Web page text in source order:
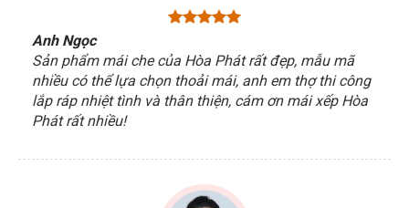
Anh Ngọc
Sản phẩm mái che của Hòa Phát rất đẹp, mẫu mã
nhiều có thể lựa chọn thoải mái, anh em thợ thi công
lắp ráp nhiệt tình và thân thiện, cám ơn mái xếp Hòa
Phát rất nhiều!